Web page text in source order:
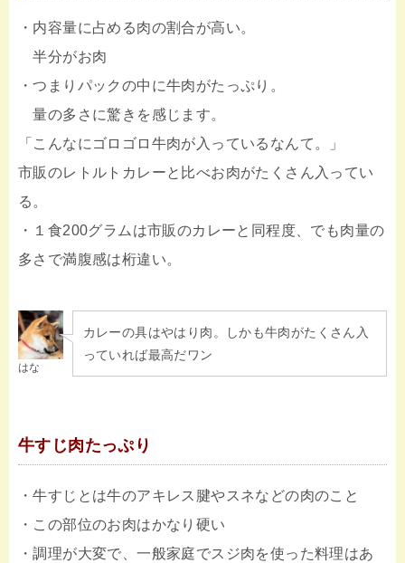
・内容量に占める肉の割合が高い。
半分がお肉
・つまりパックの中に牛肉がたっぷり。
量の多さに驚きを感じます。
「こんなにゴロゴロ牛肉が入っているなんて。」
市販のレトルトカレーと比べお肉がたくさん入ってい
る。
・１食200グラムは市販のカレーと同程度、でも肉量の
多さで満腹感は桁違い。
はな
カレーの具はやはり肉。しかも牛肉がたくさん入
っていれば最高だワン
牛すじ肉たっぷり
・牛すじとは牛のアキレス腱やスネなどの肉のこと
・この部位のお肉はかなり硬い
・調理が大変で、一般家庭でスジ肉を使った料理はあ